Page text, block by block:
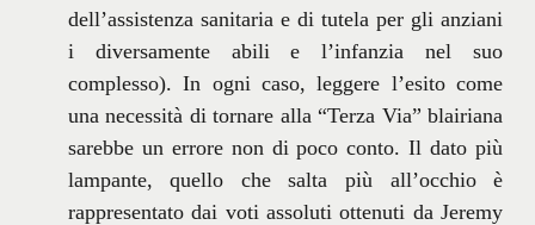
dell’assistenza sanitaria e di tutela per gli anziani
i diversamente abili e l’infanzia nel suo
complesso). In ogni caso, leggere l’esito come
una necessità di tornare alla “Terza Via” blairiana
sarebbe un errore non di poco conto. Il dato più
lampante, quello che salta più all’occhio è
rappresentato dai voti assoluti ottenuti da Jeremy